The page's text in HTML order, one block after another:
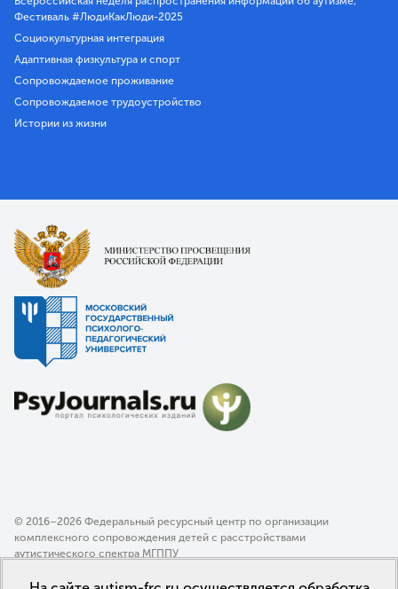
Фестиваль #ЛюдиКакЛюди-2025
Социокультурная интеграция
Адаптивная физкультура и спорт
Сопровождаемое проживание
Сопровождаемое трудоустройство
Истории из жизни
© 2016–2026 Федеральный ресурсный центр по организации
комплексного сопровождения детей с расстройствами
аутистического спектра МГППУ
Политика конфиденциальности